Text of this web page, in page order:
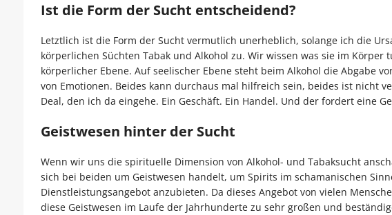
Ist die Form der Sucht entscheidend?
Letztlich ist die Form der Sucht vermutlich unerheblich, solange ich die
körperlichen Süchten Tabak und Alkohol zu. Wir wissen was sie im
körperlicher Ebene. Auf seelischer Ebene steht beim Alkohol die Abgabe
von Emotionen. Beides kann durchaus mal hilfreich sein, beides ist nicht
Deal, den ich da eingehe. Ein Geschäft. Ein Handel. Und der fordert eine
Geistwesen hinter der Sucht
Wenn wir uns die spirituelle Dimension von Alkohol- und Tabaksucht
sich bei beiden um Geistwesen handelt, um Spirits im schamanischen
Dienstleistungsangebot anzubieten. Da dieses Angebot von vielen
diese Geistwesen im Laufe der Jahrhunderte zu sehr großen und